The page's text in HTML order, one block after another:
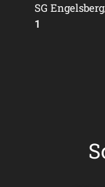
SG
1